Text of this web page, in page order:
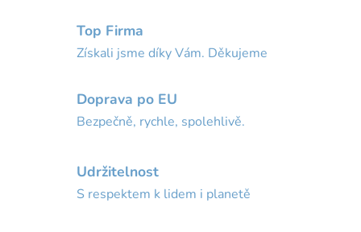
Top Firma
Získali jsme díky Vám. Děkujeme
Doprava po EU
Bezpečně, rychle, spolehlivě.
Udržitelnost
S respektem k lidem i planetě